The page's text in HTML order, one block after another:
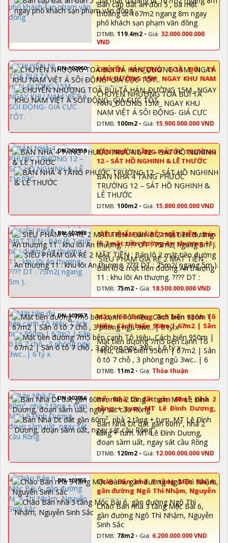
Bán cặp đất an đồn 5 , ba mặt
thoáng dt 167m2 ngang 8m ngay
phố khách sạn phạm văn đồng
DTMB: 119.4m2 - Giá: 32.000.000.000
VND
DN-102960
CHUYỂN NHƯỢNG TOÀ BÙI TÁ
HÁN_ĐƯỜNG 15M_ NGAY KHU NAM
VIỆT Á SÔI ĐỘNG- GIÁ CỰC TỐT.
CHUYỂN NHƯỢNG TOÀ BÙI TÁ
HÁN_ĐƯỜNG 15M_ NGAY KHU
NAM VIỆT Á SÔI ĐỘNG- GIÁ CỰC
TỐT.
DTMB: 100m2 - Giá: 15.900.000.000 VND
DN-102959
BÁN NHÀ 4 TẦNG PHƯỚC TRƯỜNG
12 – SÁT HỒ NGHINH & LÊ THƯỚC
BÁN NHÀ 4 TẦNG PHƯỚC
TRƯỜNG 12 – SÁT HỒ NGHINH &
LÊ THƯỚC
DTMB: 100m2 - Giá: 15.800.000.000 VND
DN-102958
SIÊU PHẨM GIÁ RẺ 2 MẶT TIỀN : Bán
lô 2 mặt tiền đường An thượng 11 :
khu lõi An thượng. ???? DT : 75m2(
ngang 5m ).
SIÊU PHẨM GIÁ RẺ 2 MẶT TIỀN :
Bán lô 2 mặt tiền đường An thượng
11 : khu lõi An thượng. ???? DT :
75m2( ngang 5m ).
DTMB: 75m2 - Giá: 18.500.000.000 VND
DN-102957
Mặt tiền đường 7m5 bên cạnh Tô
Hiệu, Cách biển 950m | 67m2 | Sân
ô tô 7 chỗ , 3 phòng ngủ 3wc...| 6
tỷ x
Mặt tiền đường 7m5 bên cạnh Tô
Hiệu, Cách biển 950m | 67m2 | Sân
ô tô 7 chỗ , 3 phòng ngủ 3wc...| 6
tỷ x
DTMB: 11m2 - Giá: Thỏa thuận
DN-102956
Bán Nhà Dt đất gần 60m², nhà 2
tầng + tum. MT Lê Đình Dương,
đoạn sầm uất, ngay sát cầu Rồng
Bán Nhà Dt đất gần 60m², nhà 2
tầng + tum. MT Lê Đình Dương,
đoạn sầm uất, ngay sát cầu Rồng
DTMB: 120m2 - Giá: 12.000.000.000 VND
DN-102955
Chào Bán nhà 3 tầng Mộc Bài 6,
gần đường Ngô Thì Nhậm, Nguyễn
Sinh Sắc
Chào Bán nhà 3 tầng Mộc Bài 6,
gần đường Ngô Thì Nhậm, Nguyễn
Sinh Sắc
DTMB: 78m2 - Giá: 6.200.000.000 VND